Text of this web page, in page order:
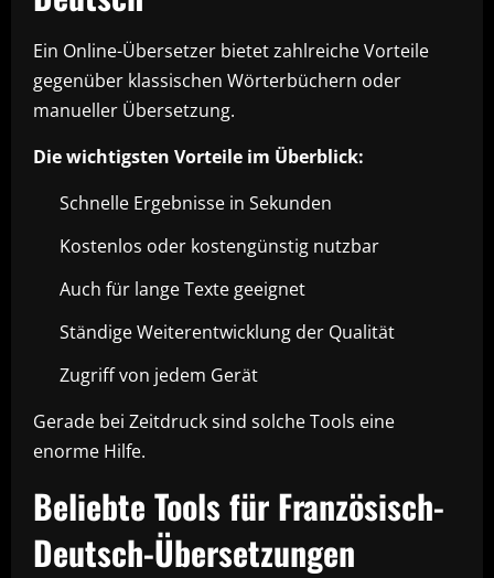
Ein Online-Übersetzer bietet zahlreiche Vorteile
gegenüber klassischen Wörterbüchern oder
manueller Übersetzung.
Die wichtigsten Vorteile im Überblick:
Schnelle Ergebnisse in Sekunden
Kostenlos oder kostengünstig nutzbar
Auch für lange Texte geeignet
Ständige Weiterentwicklung der Qualität
Zugriff von jedem Gerät
Gerade bei Zeitdruck sind solche Tools eine
enorme Hilfe.
Beliebte Tools für Französisch-
Deutsch-Übersetzungen